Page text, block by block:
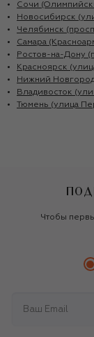
Сочи
Новосибирск
Челябинск
Самара
Ростов-на-Дону
Красноярск
Нижний
Владивосток
Тюмень (улица
Чтобы